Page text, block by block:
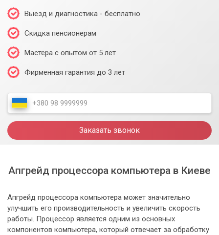
Выезд и диагностика - бесплатно
Скидка пенсионерам
Мастера с опытом от 5 лет
Фирменная гарантия до 3 лет
Заказать звонок
Апгрейд процессора компьютера в Киеве
Апгрейд процессора компьютера может значительно
улучшить его производительность и увеличить скорость
работы. Процессор является одним из основных
компонентов компьютера, который отвечает за обработку